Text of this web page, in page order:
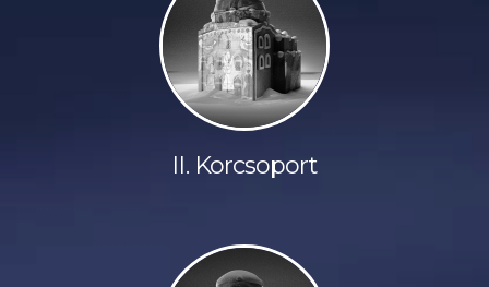
II. Korcsoport